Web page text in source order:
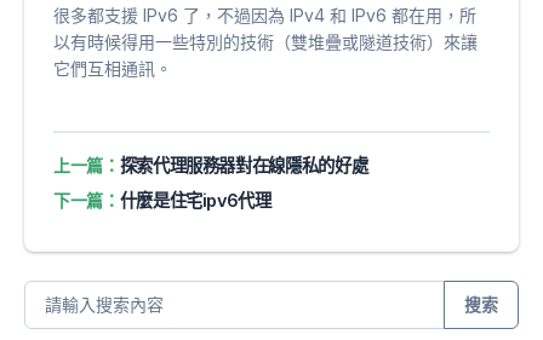
很多都支援 IPv6 了，不過因為 IPv4 和 IPv6 都在用，所
以有時候得用一些特別的技術（雙堆疊或隧道技術）來讓
它們互相通訊。
上一篇： 探索代理服務器對在線隱私的好處
下一篇： 什麼是住宅ipv6代理
搜索